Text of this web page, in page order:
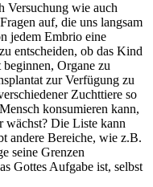
Versuchung wie auch
auf, die uns langsam
jedem Embrio eine
entscheiden, ob das Kind
Organe zu
zur Verfügung zu
Zuchttiere so
konsumieren kann,
wächst? Die Liste kann
andere Bereiche, wie z.B.
seine Grenzen
Gottes Aufgabe ist, selbst